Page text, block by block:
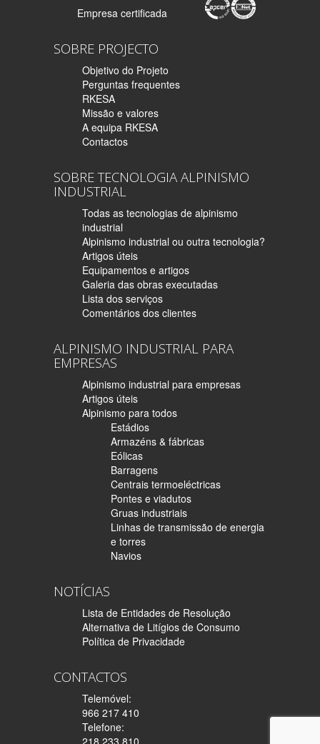
Empresa certificada
SOBRE PROJECTO
Objetivo do Projeto
Perguntas frequentes
RKESA
Missão e valores
A equipa RKESA
Contactos
SOBRE TECNOLOGIA ALPINISMO
INDUSTRIAL
Todas as tecnologias de alpinismo
industrial
Alpinismo industrial ou outra tecnologia?
Artigos úteis
Equipamentos e artigos
Galeria das obras executadas
Lista dos serviços
Comentários dos clientes
ALPINISMO INDUSTRIAL PARA
EMPRESAS
Alpinismo industrial para empresas
Artigos úteis
Alpinismo para todos
Estádios
Armazéns & fábricas
Eólicas
Barragens
Centrais termoeléctricas
Pontes e viadutos
Gruas industriais
Linhas de transmissão de energia
e torres
Navios
NOTÍCIAS
Lista de Entidades de Resolução
Alternativa de Litígios de Consumo
Política de Privacidade
CONTACTOS
Telemóvel:
966 217 410
Telefone:
218 233 810